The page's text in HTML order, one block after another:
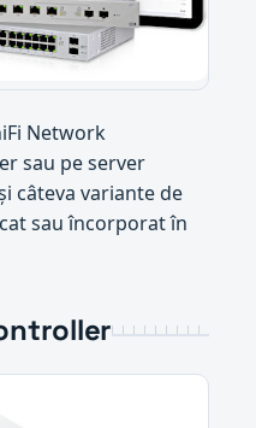
Network
sau pe server
câteva variante de
sau încorporat în